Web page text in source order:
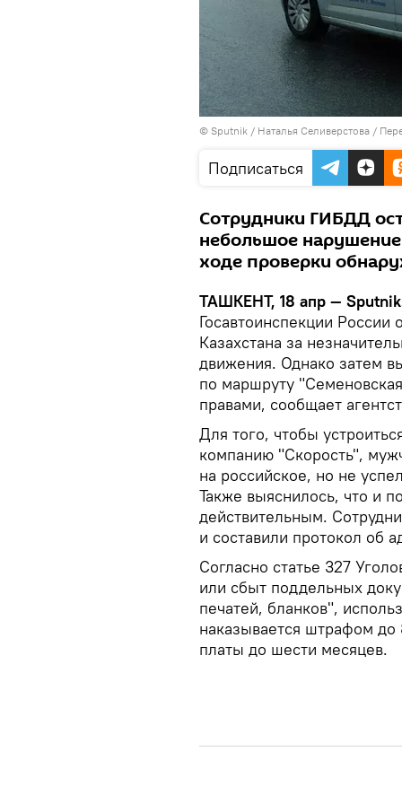
© Sputnik / Наталья Селиверстова /
Подписаться
Сотрудники ГИБДД
небольшое
ходе проверки
ТАШКЕНТ, 18 апр —
Госавтоинспекции России
Казахстана за
движения. Однако затем
по маршруту
правами, сообщает
Для того, чтобы
компанию "Скорость",
на российское, но не
Также выяснилось, что и
действительным.
и составили протокол об
Согласно статье 327
или сбыт поддельных
печатей, бланков",
наказывается штрафом
платы до шести месяцев.